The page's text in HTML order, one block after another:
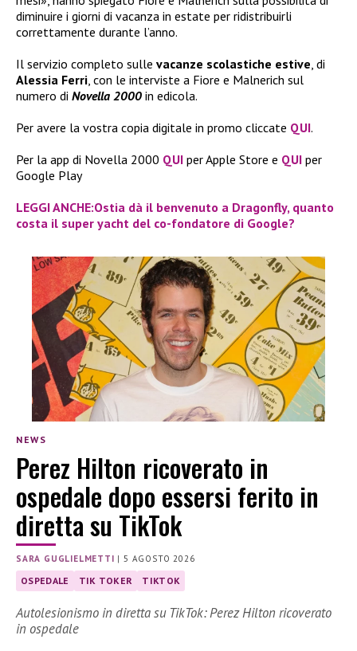
diminuire i giorni di vacanza in estate per ridistribuirli
correttamente durante l’anno.
Il servizio completo sulle vacanze scolastiche estive , di
Alessia Ferri , con le interviste a Fiore e Malnerich sul
numero di Novella 2000 in edicola.
Per avere la vostra copia digitale in promo cliccate QUI.
Per la app di Novella 2000 QUI per Apple Store e QUI per
Google Play
LEGGI ANCHE:Ostia dà il benvenuto a Dragonfly, quanto
costa il super yacht del co-fondatore di Google?
NEWS
Perez Hilton ricoverato in
ospedale dopo essersi ferito in
diretta su TikTok
SARA GUGLIELMETTI |5 AGOSTO 2026
OSPEDALE TIK TOKER TIKTOK
Autolesionismo in diretta su TikTok: Perez Hilton ricoverato
in ospedale